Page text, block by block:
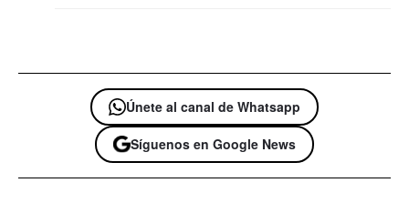
Únete al canal de Whatsapp
Síguenos en Google News